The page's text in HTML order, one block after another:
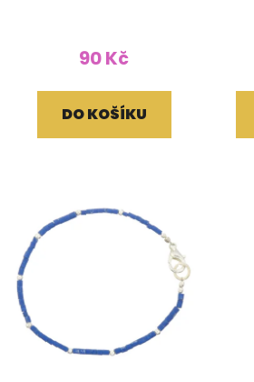
90 Kč
DO KOŠÍKU